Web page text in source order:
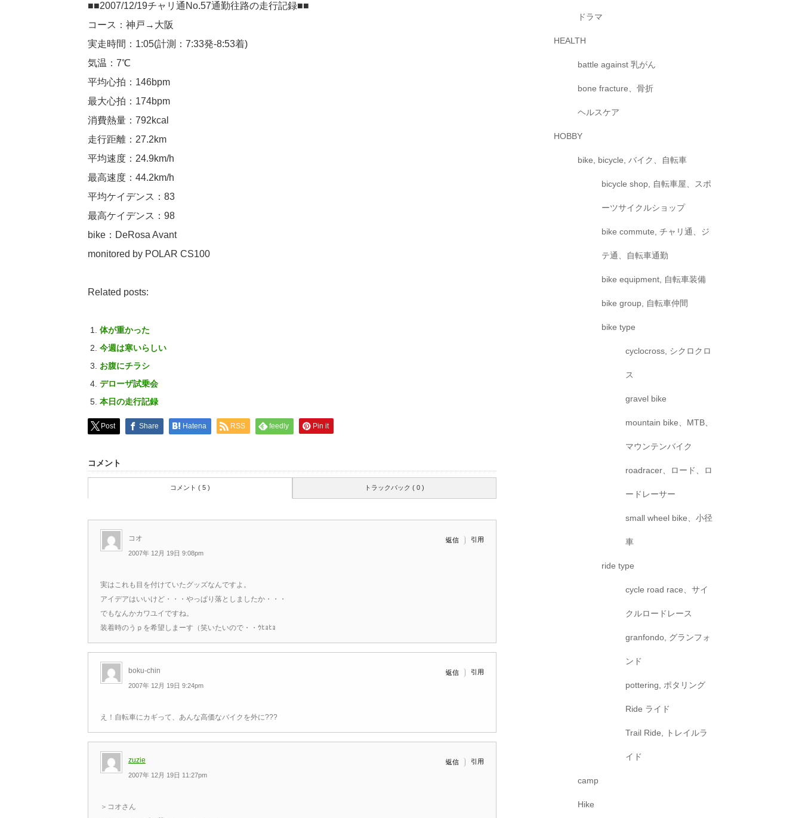
■■2007/12/19チャリ通No.57通勤往路の走行記録■■
コース：神戸→大阪
実走時間：1:05(計測：7:33発-8:53着)
気温：7℃
平均心拍：146bpm
最大心拍：174bpm
消費熱量：792kcal
走行距離：27.2km
平均速度：24.9km/h
最高速度：44.2km/h
平均ケイデンス：83
最高ケイデンス：98
bike：DeRosa Avant
monitored by POLAR CS100
Related posts:
体が重かった
今週は寒いらしい
お腹にチラシ
デローザ試乗会
本日の走行記録
Post Share Hatena RSS feedly Pin it
コメント
コメント ( 5 ) トラックバック ( 0 )
コオ
2007年 12月 19日 9:08pm
返信 引用
実はこれも目を付けていたグッズなんですよ。
アイデアはいいけど・・・やっぱり落としましたか・・・
でもなんかカワユイですね。
装着時のうｐを希望しまーす（笑いたいので・・ｳﾋｮﾋｮ
boku-chin
2007年 12月 19日 9:24pm
返信 引用
え！自転車にカギって、あんな高価なバイクを外に???
zuzie
2007年 12月 19日 11:27pm
返信 引用
＞コオさん
ドラマ
HEALTH
battle against 乳がん
bone fracture、骨折
ヘルスケア
HOBBY
bike, bicycle, バイク、自転車
bicycle shop, 自転車屋、スポ
ーツサイクルショップ
bike commute, チャリ通、ジ
テ通、自転車通勤
bike equipment, 自転車装備
bike group, 自転車仲間
bike type
cyclocross, シクロクロ
ス
gravel bike
mountain bike、MTB、
マウンテンバイク
roadracer、ロード、ロ
ードレーサー
small wheel bike、小径
車
ride type
cycle road race、サイ
クルロードレース
granfondo, グランフォ
ンド
pottering, ポタリング
Ride ライド
Trail Ride, トレイルラ
イド
camp
Hike